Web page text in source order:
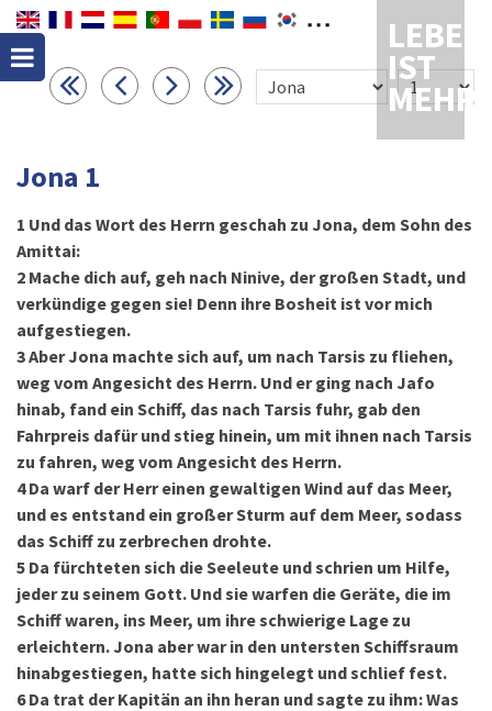
LEBEN
IST
MEHR
Jona 1
1 Und das Wort des Herrn geschah zu Jona, dem Sohn des
Amittai:
2 Mache dich auf, geh nach Ninive, der großen Stadt, und
verkündige gegen sie! Denn ihre Bosheit ist vor mich
aufgestiegen.
3Aber Jona machte sich auf, um nach Tarsis zu fliehen,
weg vom Angesicht des Herrn. Und er ging nach Jafo
hinab, fand ein Schiff, das nach Tarsis fuhr, gab den
Fahrpreis dafür und stieg hinein, um mit ihnen nach Tarsis
zu fahren, weg vom Angesicht des Herrn.
4 Da warf der Herr einen gewaltigen Wind auf das Meer,
und es entstand ein großer Sturm auf dem Meer, sodass
das Schiff zu zerbrechen drohte.
5 Da fürchteten sich die Seeleute und schrien um Hilfe,
jeder zu seinem Gott. Und sie warfen die Geräte, die im
Schiff waren, ins Meer, um ihre schwierige Lage zu
erleichtern. Jona aber war in den untersten Schiffsraum
hinabgestiegen, hatte sich hingelegt und schlief fest.
6 Da trat der Kapitän an ihn heran und sagte zu ihm: Was